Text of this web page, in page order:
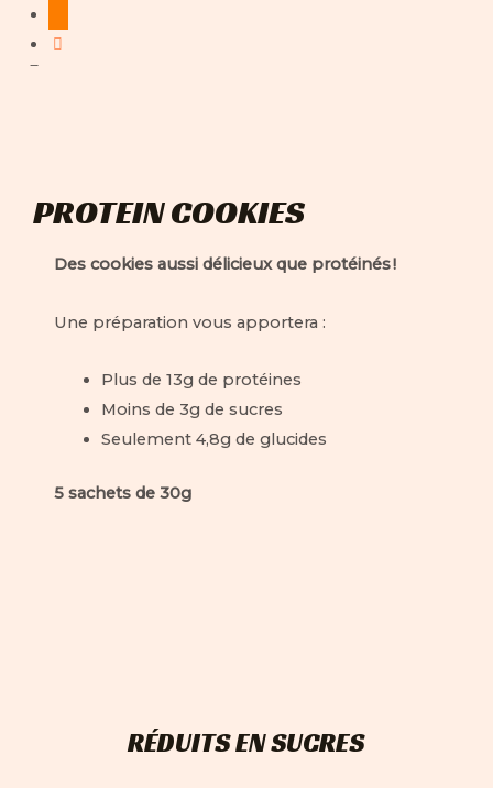
PROTEIN COOKIES
Des cookies aussi délicieux que protéinés !
Une préparation vous apportera :
Plus de 13g de protéines
Moins de 3g de sucres
Seulement 4,8g de glucides
5 sachets de 30g
RÉDUITS EN SUCRES